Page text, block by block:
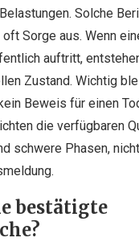
Solche
oft Sorge aus. Wenn
auftritt,
Zustand. Wichtig
Beweis für einen
die verfügbaren
schwere Phasen,
bestätigte